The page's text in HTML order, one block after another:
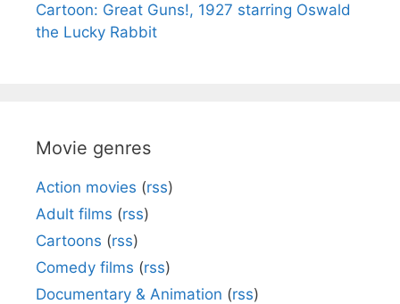
Cartoon: Great Guns!, 1927 starring Oswald
the Lucky Rabbit
Movie genres
Action movies (rss)
Adult films (rss)
Cartoons (rss)
Comedy films (rss)
Documentary & Animation (rss)